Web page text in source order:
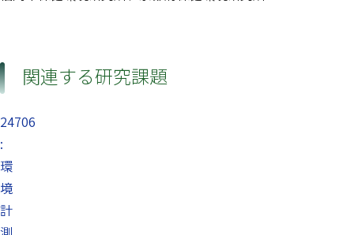
関連する研究課題
24706
:
環
境
計